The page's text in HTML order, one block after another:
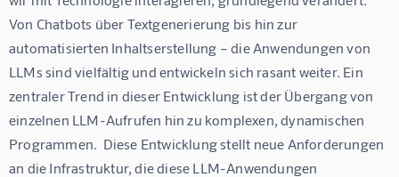
Von Chatbots über Textgenerierung bis hin zur
automatisierten Inhaltserstellung – die Anwendungen von
LLMs sind vielfältig und entwickeln sich rasant weiter. Ein
zentraler Trend in dieser Entwicklung ist der Übergang von
einzelnen LLM-Aufrufen hin zu komplexen, dynamischen
Programmen.  Diese Entwicklung stellt neue Anforderungen
an die Infrastruktur, die diese LLM-Anwendungen